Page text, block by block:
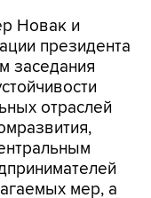
Новак и
президента
заседания
отраслей
мер, а